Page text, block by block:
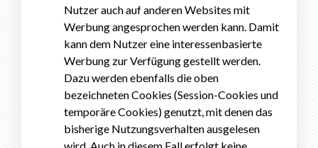
Nutzer auch auf anderen Websites mit
Werbung angesprochen werden kann. Damit
kann dem Nutzer eine interessenbasierte
Werbung zur Verfügung gestellt werden.
Dazu werden ebenfalls die oben
bezeichneten Cookies (Session-Cookies und
temporäre Cookies) genutzt, mit denen das
bisherige Nutzungsverhalten ausgelesen